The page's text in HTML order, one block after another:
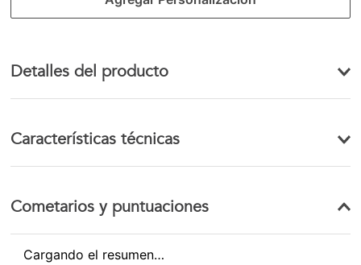
Detalles del producto
Características técnicas
Cometarios y puntuaciones
Cargando el resumen…